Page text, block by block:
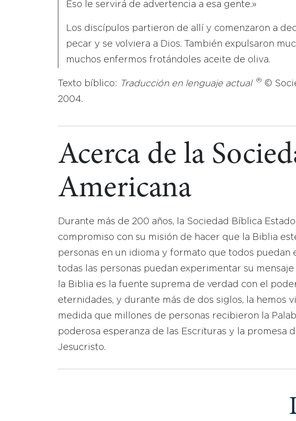
Eso le servirá de advertencia a esa gente.»
Los discípulos partieron de allí y comenzaron a
pecar y se volviera a Dios. También expulsaron
muchos enfermos frotándoles aceite de oliva.
Texto bíblico: Traducción en lenguaje actual® ©
2004.
Acerca de la
Americana
Durante más de 200 años, la Sociedad Bíblica
compromiso con su misión de hacer que la Biblia
personas en un idioma y formato que todos puedan
todas las personas puedan experimentar su
la Biblia es la fuente suprema de verdad con el
eternidades, y durante más de dos siglos, la hemos
medida que millones de personas recibieron la
poderosa esperanza de las Escrituras y la promesa
Jesucristo.